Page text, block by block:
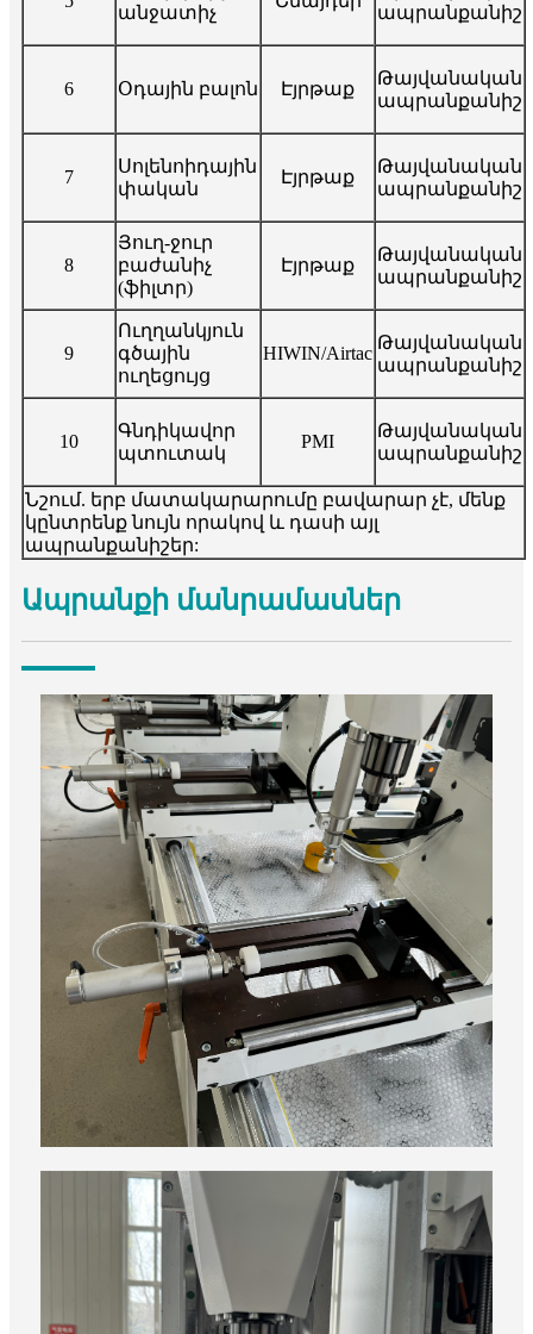
անջատիչ ապրանքանիշ
6 Օդային բալոն Էյրթաք
Թայվանական
ապրանքանիշ
7
Սոլենոիդային
փական
Էյրթաք
Թայվանական
ապրանքանիշ
8
Յուղ-ջուր
բաժանիչ
(ֆիլտր)
Էյրթաք
Թայվանական
ապրանքանիշ
9
Ուղղանկյուն
գծային
ուղեցույց
HIWIN/Airtac
Թայվանական
ապրանքանիշ
10
Գնդիկավոր
պտուտակ
PMI
Թայվանական
ապրանքանիշ
Նշում. երբ մատակարարումը բավարար չէ, մենք
կընտրենք նույն որակով և դասի այլ
ապրանքանիշեր:
Ապրանքի մանրամասներ